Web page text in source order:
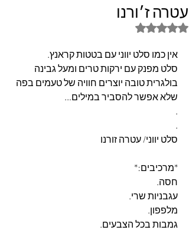
עטרה ז׳ורנו
דירוג של NaN מתוך 5 כוכבים
אין כמו סלט יווני עם בטטות קראנץ.
סלט מפנק עם ירקות טרים ומעל גבינה
בולגרית טובה יוצרים חוויה של טעמים בפה
שלא אפשר להסביר במילים…
.
.
סלט יווני/ עטרה זורנו
*מרכיבים:*
חסה.
עגבניות שרי.
מלפפון.
גמבות בכל הצבעים.